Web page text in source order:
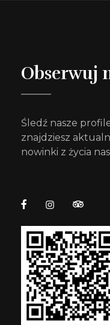
Obserwuj
Śledź nasze
znajdziesz
nowinki z życia